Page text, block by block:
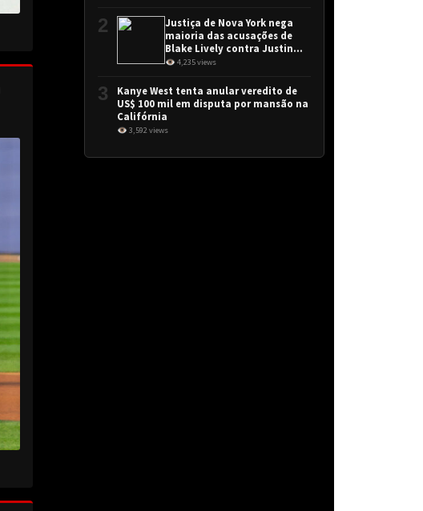
2
Justiça de Nova York nega
maioria das acusações de
Blake Lively contra Justin
Baldoni
👁 4,235 views
3
Kanye West tenta anular veredito de
US$ 100 mil em disputa por mansão na
Califórnia
👁 3,592 views